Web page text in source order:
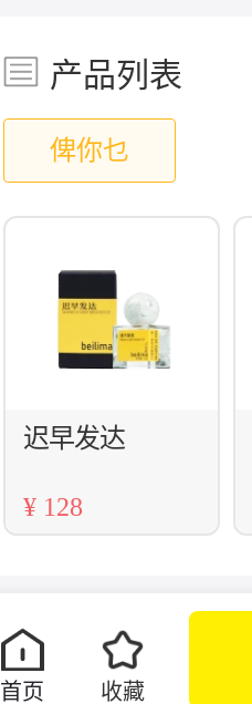
产品列表
俾你乜
迟早发达
¥ 128
首页 收藏